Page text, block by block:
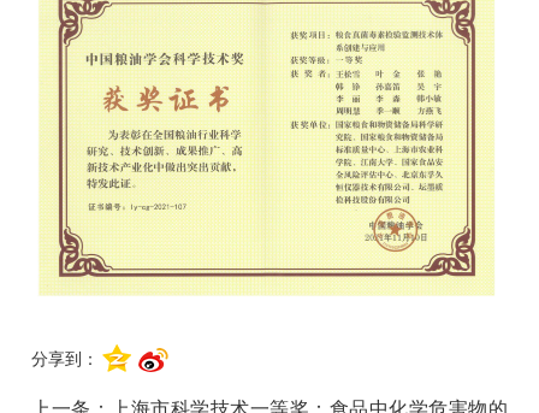
分享到：
上一条： 上海市科学技术一等奖：食品中化学危害物的